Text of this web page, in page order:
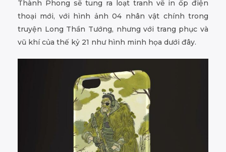
Thành Phong sẽ tung ra loạt tranh vẽ in ốp điện
thoại mới, với hình ảnh 04 nhân vật chính trong
truyện Long Thần Tướng, nhưng với trang phục và
vũ khí của thế kỷ 21 như hình minh họa dưới đây.